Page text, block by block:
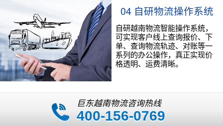
04 自研物流操作系统
自研越南物流智能操作系统，
可实现客户线上查询报价、下
单、查询物流轨迹、对账等一
系列的办公操作，真正实现价
格透明、运费清晰。
巨东越南物流咨询热线
400-156-0769